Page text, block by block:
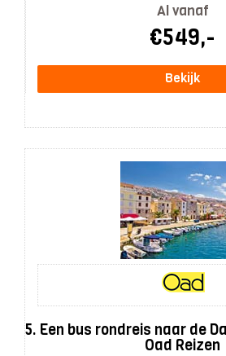
Al vanaf
€549,-
Bekijk
5. Een bus rondreis naar de
Oad Reizen